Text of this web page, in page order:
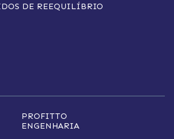
DE REEQUILÍBRIO
PROFITTO
ENGENHARIA